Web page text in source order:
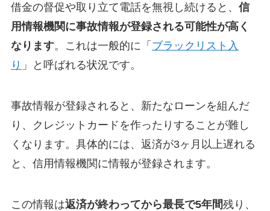
借金の督促や取り立て電話を無視し続けると、 信
用情報機関に事故情報が登録される可能性が高く
なります。これは一般的に「 ブラックリスト入
り 」と呼ばれる状況です。
事故情報が登録されると、新たなローンを組んだ
り、クレジットカードを作ったりすることが難し
くなります。具体的には、返済が3ヶ月以上遅れる
と、信用情報機関に情報が登録されます。
この情報は返済が終わってから最長で5年間残り、